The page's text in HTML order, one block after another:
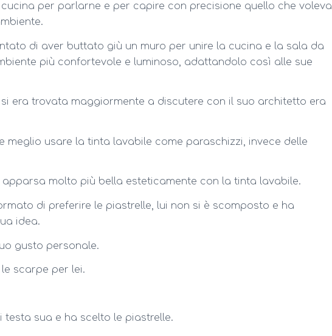
per parlarne e per capire con precisione quello che voleva
di aver buttato giù un muro per unire la cucina e la sala da
più confortevole e luminoso, adattandolo così alle sue
era trovata maggiormente a discutere con il suo architetto era
meglio usare la tinta lavabile come paraschizzi, invece delle
molto più bella esteticamente con la tinta lavabile.
di preferire le piastrelle, lui non si è scomposto e ha
idea.
gusto personale.
scarpe per lei.
sua e ha scelto le piastrelle.